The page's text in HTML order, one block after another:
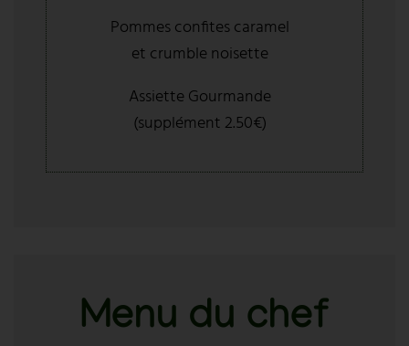
Pommes confites caramel
et crumble noisette
Assiette Gourmande
(supplément 2.50€)
Menu du chef